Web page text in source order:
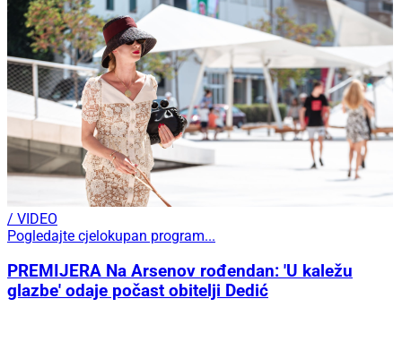
/ VIDEO
Pogledajte cjelokupan program...
PREMIJERA Na Arsenov rođendan: 'U kaležu
glazbe' odaje počast obitelji Dedić